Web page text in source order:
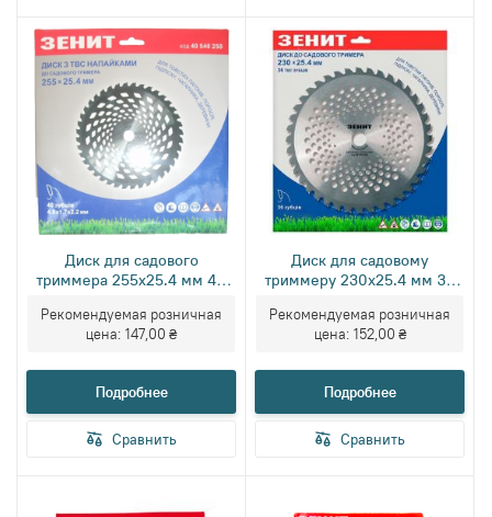
Диск для садового
триммера 255х25.4 мм 40
Рекомендуемая розничная
цена: 147,00 ₴
Подробнее
Сравнить
Диск для садовому
триммеру 230х25.4 мм 36
Рекомендуемая розничная
цена: 152,00 ₴
Подробнее
Сравнить